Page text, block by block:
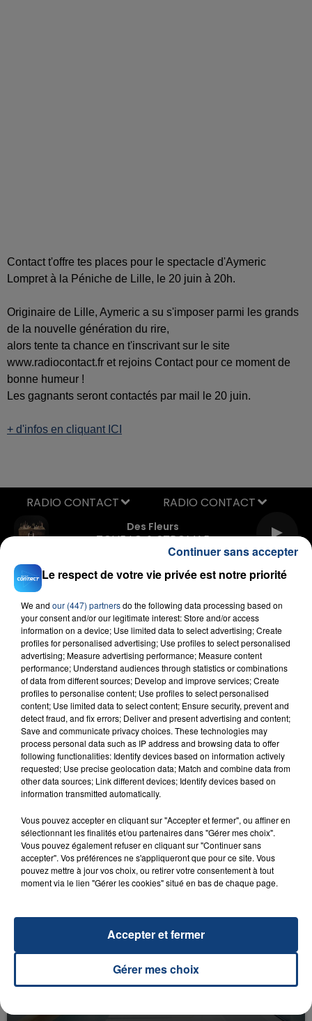
Contact t'offre tes places pour le spectacle d'Aymeric
Lompret à la Péniche de Lille, le 20 juin à 20h.
Originaire de Lille, Aymeric a su s'imposer parmi les grands
de la nouvelle génération du rire,
alors tente ta chance en t'inscrivant sur le site
www.radiocontact.fr et rejoins Contact pour ce moment de
bonne humeur !
Les gagnants seront contactés par mail le 20 juin.
+ d'infos en cliquant ICI
Des Fleurs
TOVE LO & STROMAE
RADIO CONTACT
FIL D'ACTU
INCENDIE MORTEL À LENS : UNE FEMME ET
SON BÉBÉ ENTRE LA VIE ET LA...
Un homme s'est immolé par le feu après avoir
aspergé sa compagne et leur bébé de trois mois
d'un liquide inflammable.
UNE ADOLESCENTE DEVANT SE FAIRE
Le respect de votre vie privée est notre priorité
We and our (447) partnersdo the following data processing based on
your consent and/or our legitimate interest: Store and/or access
information on a device; Use limited data to select advertising; Create
profiles for personalised advertising; Use profiles to select personalised
advertising; Measure advertising performance; Measure content
performance; Understand audiences through statistics or combinations
of data from different sources; Develop and improve services; Create
profiles to personalise content; Use profiles to select personalised
content; Use limited data to select content; Ensure security, prevent and
detect fraud, and fix errors; Deliver and present advertising and content;
Save and communicate privacy choices. These technologies may
process personal data such as IP address and browsing data to offer
following functionalities: Identify devices based on information actively
requested; Use precise geolocation data; Match and combine data from
other data sources; Link different devices; Identify devices based on
information transmitted automatically.
Vous pouvez accepter en cliquant sur "Accepter et fermer", ou affiner en
sélectionnant les finalités et/ou partenaires dans "Gérer mes choix".
Vous pouvez également refuser en cliquant sur "Continuer sans
accepter". Vos préférences ne s'appliqueront que pour ce site. Vous
pouvez mettre à jour vos choix, ou retirer votre consentement à tout
moment via le lien "Gérer les cookies" situé en bas de chaque page.
Gérer mes choix
Accepter et fermer
Continuer sans accepter